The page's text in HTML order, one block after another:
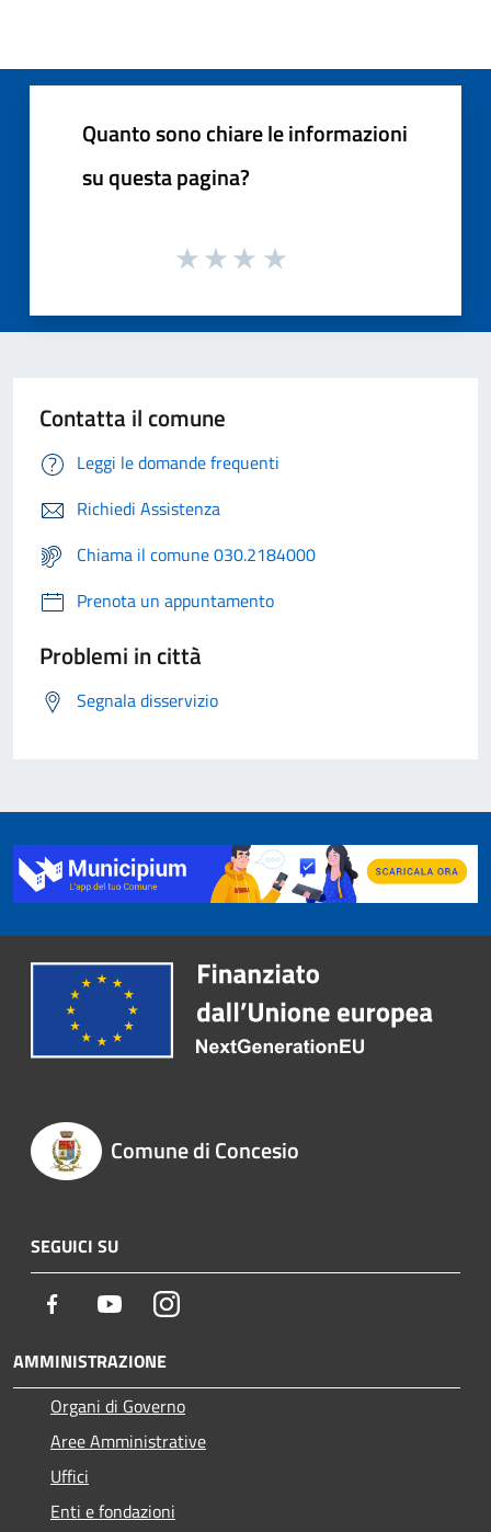
Quanto sono chiare le informazioni
su questa pagina?
Contatta il comune
Leggi le domande frequenti
Richiedi Assistenza
Chiama il comune 030.2184000
Prenota un appuntamento
Problemi in città
Segnala disservizio
Comune di Concesio
SEGUICI SU
Facebook YoutubeInstagram
AMMINISTRAZIONE
Organi di Governo
Aree Amministrative
Uffici
Enti e fondazioni